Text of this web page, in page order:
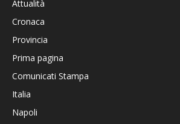
Attualità
Cronaca
Provincia
Prima pagina
Comunicati Stampa
Italia
Napoli